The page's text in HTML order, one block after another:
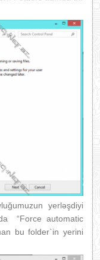
yerləşdiyi
“Force automatic
bu folder`in yerini